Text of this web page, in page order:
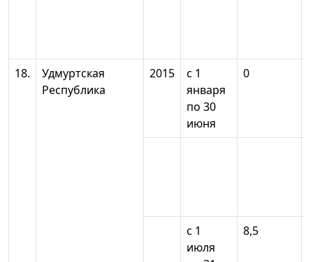
18.
Удмуртская
Республика
2015
с 1
января
по 30
июня
0
с 1
июля
8,5